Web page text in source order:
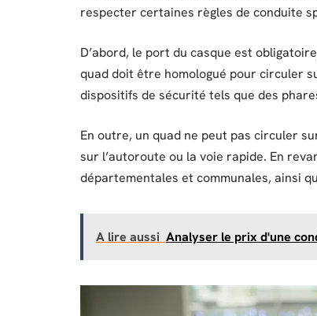
respecter certaines règles de conduite
D’abord, le port du casque est
quad doit être homologué pour circuler
dispositifs de sécurité tels que des
En outre, un quad ne peut pas circuler
sur l’autoroute ou la voie rapide. En
départementales et communales, ainsi
A lire aussi Analyser le prix d'une